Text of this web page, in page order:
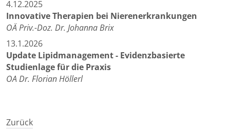
4.12.2025
Innovative Therapien bei Nierenerkrankungen
OÄ Priv.-Doz. Dr. Johanna Brix
13.1.2026
Update Lipidmanagement - Evidenzbasierte
Studienlage für die Praxis
OA Dr. Florian Höllerl
Zurück